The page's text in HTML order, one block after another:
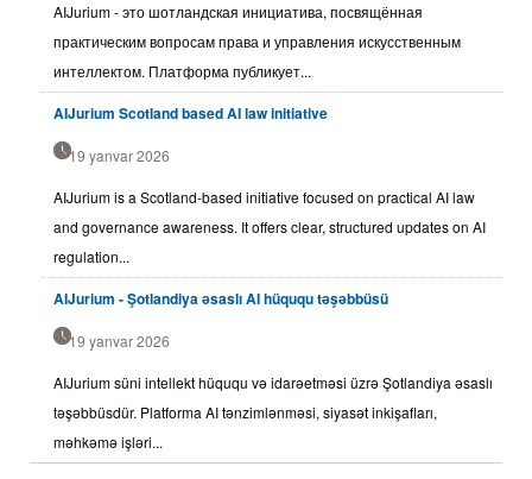
AIJurium - это шотландская инициатива, посвящённая
практическим вопросам права и управления искусственным
интеллектом. Платформа публикует...
AIJurium Scotland based AI law initiative
19 yanvar 2026
AIJurium is a Scotland-based initiative focused on practical AI law
and governance awareness. It offers clear, structured updates on AI
regulation...
AIJurium - Şotlandiya əsaslı AI hüququ təşəbbüsü
19 yanvar 2026
AIJurium süni intellekt hüququ və idarəetməsi üzrə Şotlandiya əsaslı
təşəbbüsdür. Platforma AI tənzimlənməsi, siyasət inkişafları,
məhkəmə işləri...